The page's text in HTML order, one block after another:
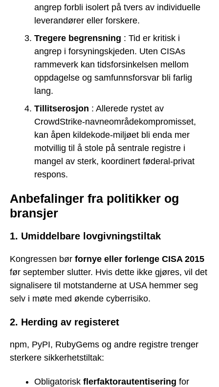
angrep forbli isolert på tvers av individuelle
leverandører eller forskere.
Tregere begrensning : Tid er kritisk i
angrep i forsyningskjeden. Uten CISAs
rammeverk kan tidsforsinkelsen mellom
oppdagelse og samfunnsforsvar bli farlig
lang.
Tillitserosjon : Allerede rystet av
CrowdStrike-navneområdekompromisset,
kan åpen kildekode-miljøet bli enda mer
motvillig til å stole på sentrale registre i
mangel av sterk, koordinert føderal-privat
respons.
Anbefalinger fra politikker og
bransjer
1. Umiddelbare lovgivningstiltak
Kongressen bør fornye eller forlenge CISA 2015
før september slutter. Hvis dette ikke gjøres, vil det
signalisere til motstanderne at USA hemmer seg
selv i møte med økende cyberrisiko.
2. Herding av registeret
npm, PyPI, RubyGems og andre registre trenger
sterkere sikkerhetstiltak:
Obligatorisk flerfaktorautentisering for